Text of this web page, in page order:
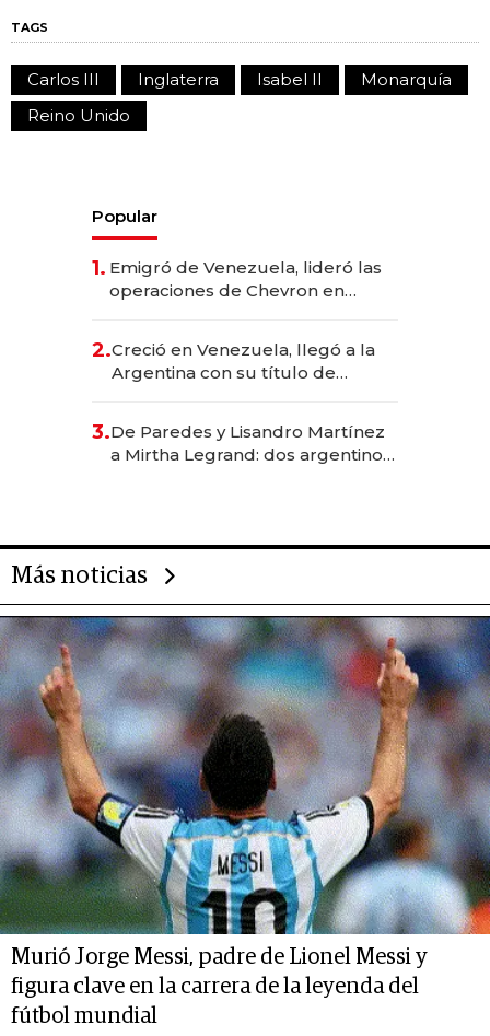
TAGS
Carlos III Inglaterra Isabel II
Monarquía
Reino Unido
Popular
1. Emigró de Venezuela, lideró las
operaciones de Chevron en
2.Creció en Venezuela, llegó a la
Argentina con su título de
las marcas "fast premium"
3.De Paredes y Lisandro Martínez
a Mirtha Legrand: dos argentinos
Más noticias
Murió Jorge Messi, padre de Lionel Messi y
figura clave en la carrera de la leyenda del
fútbol mundial